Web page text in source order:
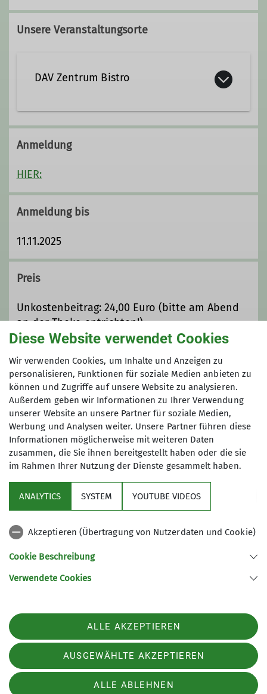
Unsere Veranstaltungsorte
DAV Zentrum Bistro
Dreichlingerstr. 40
92318 Neumarkt
Anmeldung
HIER:
Anmeldung bis
11.11.2025
Preis
Unkostenbeitrag: 24,00 Euro (bitte am Abend
an der Theke entrichten!)
Maximale Teilnehmeranzahl
30
Sponsor
Unsere Homepages
92318 Neumarkt
Telefon +49918122704
Datenschutz-Einstellungen
Datenschutz
Diese Website verwendet Cookies
Wir verwenden Cookies, um Inhalte und Anzeigen zu
personalisieren, Funktionen für soziale Medien anbieten zu
können und Zugriffe auf unsere Website zu analysieren.
Außerdem geben wir Informationen zu Ihrer Verwendung
unserer Website an unsere Partner für soziale Medien,
Werbung und Analysen weiter. Unsere Partner führen diese
Informationen möglicherweise mit weiteren Daten
zusammen, die Sie ihnen bereitgestellt haben oder die sie
im Rahmen Ihrer Nutzung der Dienste gesammelt haben.
ANALYTICS SYSTEM YOUTUBE VIDEOS
Akzeptieren (Übertragung von Nutzerdaten und Cookie)
Cookie Beschreibung
Verwendete Cookies
ALLE AKZEPTIEREN
AUSGEWÄHLTE AKZEPTIEREN
ALLE ABLEHNEN